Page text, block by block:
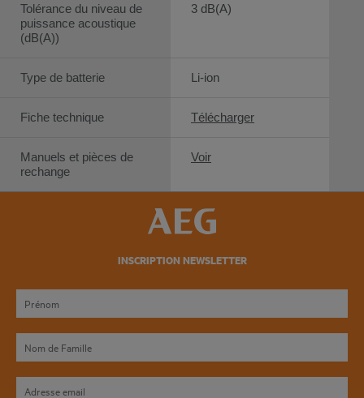
Tolérance du niveau de
puissance acoustique
(dB(A))
Type de batterie
Fiche technique
Manuels et pièces de
rechange
3 dB(A)
Li-ion
Télécharger
Voir
INSCRIPTION NEWSLETTER